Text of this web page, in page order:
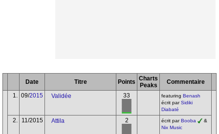
Date Titre Points Charts
Peaks
Commentaire
1.
09/2015 Validée 33 featuring Benash
écrit parSidiki
Diabaté
2. 11/2015 Attila 2 écrit parBooba
&
Nix Music